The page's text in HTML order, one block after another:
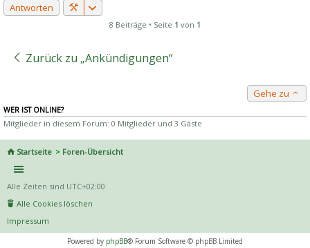
Antworten
8 Beiträge • Seite 1 von 1
Zurück zu „Ankündigungen“
Gehe zu
WER IST ONLINE?
Mitglieder in diesem Forum: 0 Mitglieder und 3 Gäste
Startseite Foren-Übersicht
Alle Zeiten sind UTC+02:00
Alle Cookies löschen
Impressum
Powered by phpBB® Forum Software © phpBB Limited